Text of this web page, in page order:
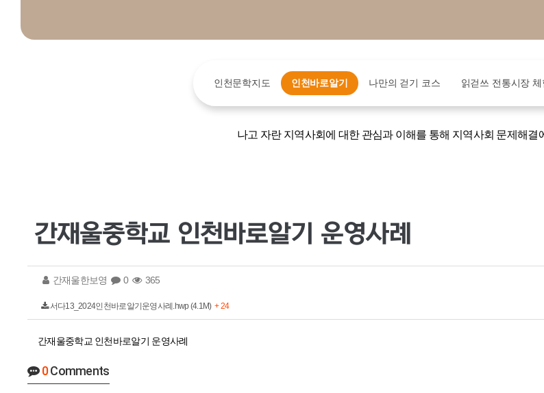
인천문학지도 인천바로알기 나만의 걷기 코스 읽걷쓰 전통시장
나고 자란 지역사회에 대한 관심과 이해를 통해 지역사회 문제해결
간재울중학교 인천바로알기 운영사례
간재울한보영 0 365
서다13_2024인천바로알기운영사례.hwp (4.1M)+ 24
간재울중학교 인천바로알기 운영사례
0Comments